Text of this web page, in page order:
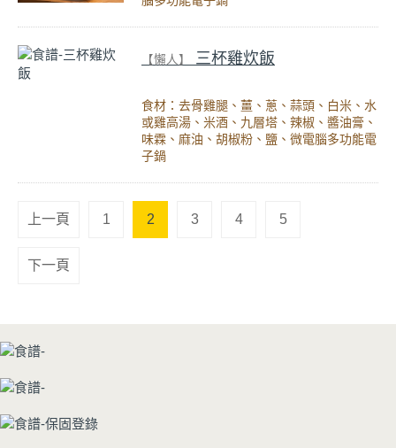
【懶人】 三杯雞炊飯
食材：去骨雞腿、薑、蔥、蒜頭、白米、水
或雞高湯、米酒、九層塔、辣椒、醬油膏、
味霖、麻油、胡椒粉、鹽、微電腦多功能電
子鍋
上一頁 1 2 3 4 5
下一頁